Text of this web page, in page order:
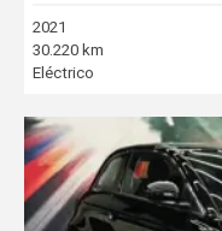
2021
30.220 km
Eléctrico